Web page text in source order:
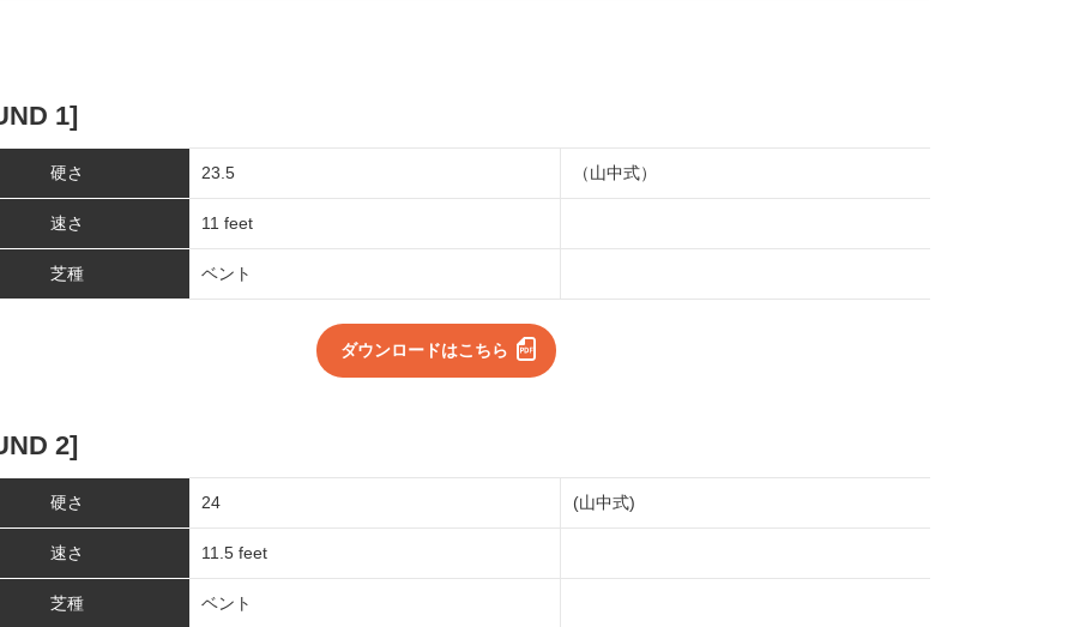
1]
硬さ 23.5 （山中式）
速さ 11 feet
芝種 ベント
ダウンロードはこちら
2]
硬さ 24 (山中式)
速さ 11.5 feet
芝種 ベント